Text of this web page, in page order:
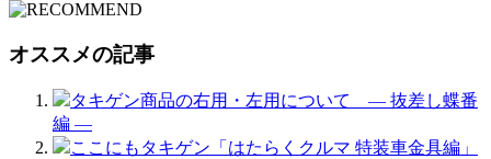
オススメの記事
タキゲン商品の右用・左用について ― 抜差し蝶番
編 ―
ここにもタキゲン「はたらくクルマ 特装車金具編」